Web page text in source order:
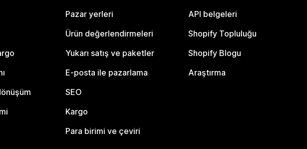
Pazar yerleri
Ürün değerlendirmeleri
Yukarı satış ve paketler
E-posta ile pazarlama
SEO
Kargo
Para birimi ve çeviri
API belgeleri
Shopify Topluluğu
Shopify Blogu
Araştırma